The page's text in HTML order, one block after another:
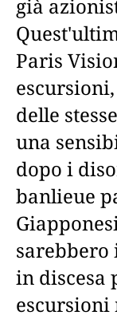
già
Paris
delle
una
dopo i
banlieue
in discesa
escursioni